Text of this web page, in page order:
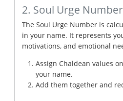
2. Soul Urge Number
The Soul Urge Number is
in your name. It represents
motivations, and emotional
Assign Chaldean values
your name.
Add them together and